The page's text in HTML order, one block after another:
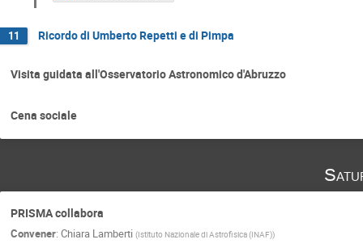
11 Ricordo di Umberto Repetti e di Pimpa
Visita guidata all'Osservatorio Astronomico d'Abruzzo
Cena sociale
PRISMA collabora
Convener: Chiara Lamberti (Istituto Nazionale di Astrofisica (INAF))